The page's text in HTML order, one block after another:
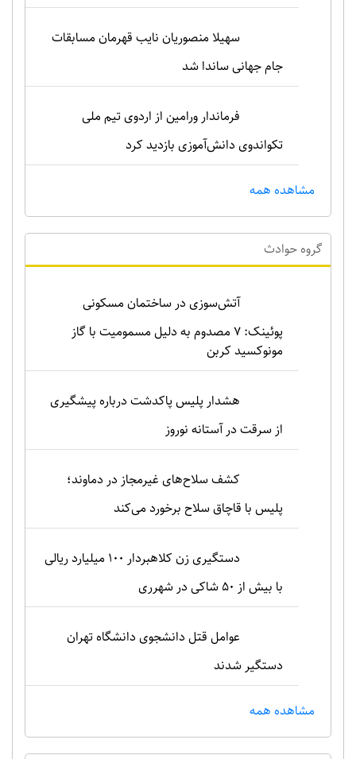
سهیلا منصوریان نایب قهرمان مسابقات
جام جهانی ساندا شد
فرماندار ورامین از اردوی تیم ملی
تکواندوی دانش‌آموزی بازدید کرد
مشاهده همه
گروه حوادث
آتش‌سوزی در ساختمان مسکونی
پوئینک: 7 مصدوم به دلیل مسمومیت با گاز
مونوکسید کربن
هشدار پلیس پاکدشت درباره پیشگیری
از سرقت در آستانه نوروز
کشف سلاح‌های غیرمجاز در دماوند؛
پلیس با قاچاق سلاح برخورد می‌کند
دستگیری زن کلاهبردار ۱۰۰ میلیارد ریالی
با بیش از ۵۰ شاکی در شهرری
عوامل قتل دانشجوی دانشگاه تهران
دستگیر شدند
مشاهده همه